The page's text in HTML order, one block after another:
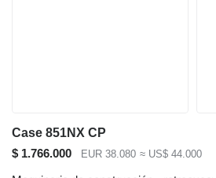
Case 851NX CP
$ 1.766.000
EUR 38.080 ≈ US$ 44.000